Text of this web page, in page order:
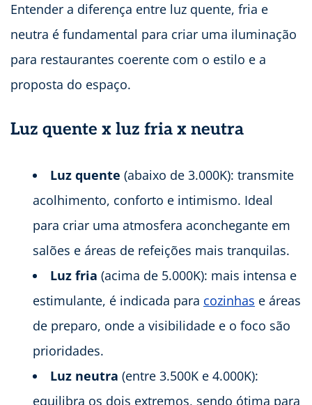
Entender a diferença entre luz quente, fria e
neutra é fundamental para criar uma iluminação
para restaurantes coerente com o estilo e a
proposta do espaço.
Luz quente x luz fria x neutra
Luz quente (abaixo de 3.000K): transmite
acolhimento, conforto e intimismo. Ideal
para criar uma atmosfera aconchegante em
salões e áreas de refeições mais tranquilas.
Luz fria (acima de 5.000K): mais intensa e
estimulante, é indicada para cozinhas e áreas
de preparo, onde a visibilidade e o foco são
prioridades.
Luz neutra (entre 3.500K e 4.000K):
equilibra os dois extremos, sendo ótima para